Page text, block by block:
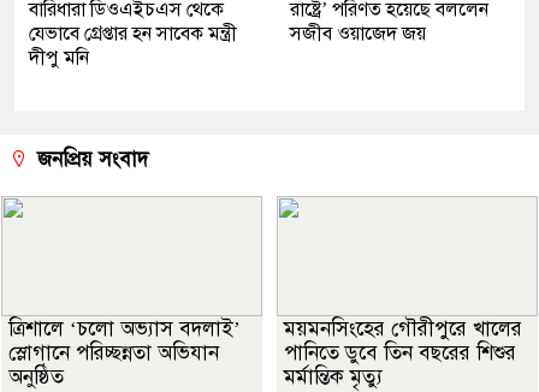
বারিধারা ডিওএইচএস থেকে
যেভাবে গ্রেপ্তার হন সাবেক মন্ত্রী
দীপু মনি
রাষ্ট্রে’ পরিণত হয়েছে বললেন
সজীব ওয়াজেদ জয়
জনপ্রিয় সংবাদ
‎ত্রিশালে ‘চলো অভ্যাস বদলাই’
স্লোগানে পরিচ্ছন্নতা অভিযান
অনুষ্ঠিত
ময়মনসিংহের গৌরীপুরে খালের
পানিতে ডুবে তিন বছরের শিশুর
মর্মান্তিক মৃত্যু